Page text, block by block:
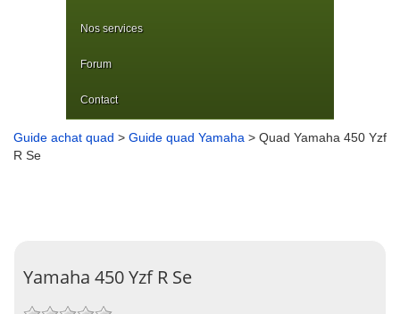
Nos services
Forum
Contact
Guide achat quad > Guide quad Yamaha > Quad Yamaha 450 Yzf
R Se
Yamaha 450 Yzf R Se